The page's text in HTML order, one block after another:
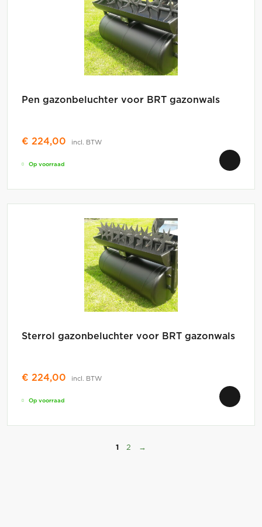
Pen gazonbeluchter voor BRT gazonwals
€ 224,00 incl. BTW
Op voorraad
Sterrol gazonbeluchter voor BRT gazonwals
€ 224,00 incl. BTW
Op voorraad
1 2 →